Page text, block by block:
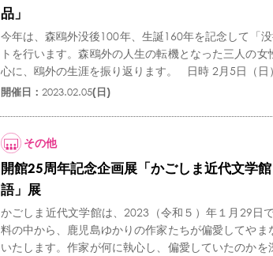
品」
今年は、森鴎外没後100年、生誕160年を記念して「
トを行います。森鴎外の人生の転機となった三人の
心に、鴎外の生涯を振り返ります。 日時 2月5日（
開催日： 2023.02.05(日)
その他
開館25周年記念企画展「かごしま近代文学
語」展
かごしま近代文学館は、2023（令和５）年１月29日
料の中から、鹿児島ゆかりの作家たちが偏愛してや
いたします。作家が何に執心し、偏愛していたのか